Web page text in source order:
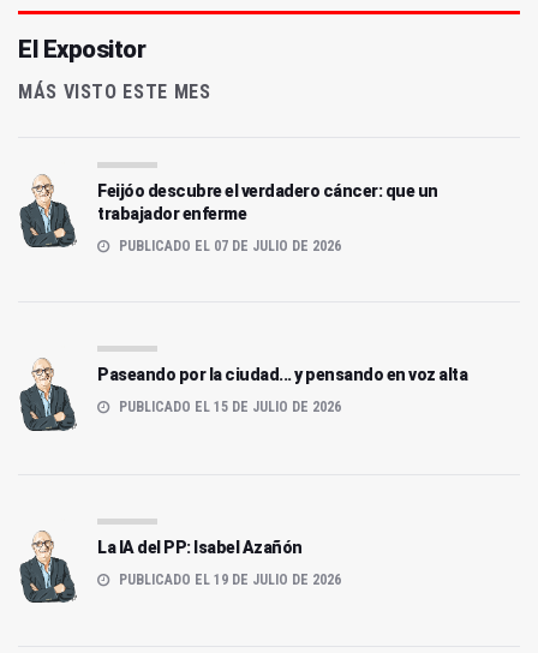
El Expositor
MÁS VISTO ESTE MES
Feijóo descubre el verdadero cáncer: que un
trabajador enferme
PUBLICADO EL 07 DE JULIO DE 2026
Paseando por la ciudad... y pensando en voz alta
PUBLICADO EL 15 DE JULIO DE 2026
La IA del PP: Isabel Azañón
PUBLICADO EL 19 DE JULIO DE 2026